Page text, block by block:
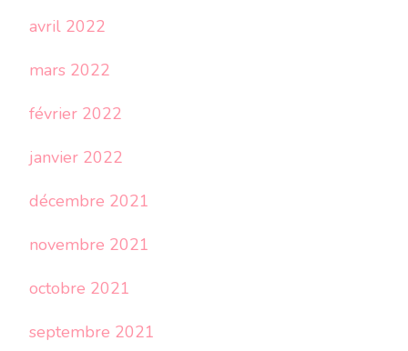
avril 2022
mars 2022
février 2022
janvier 2022
décembre 2021
novembre 2021
octobre 2021
septembre 2021